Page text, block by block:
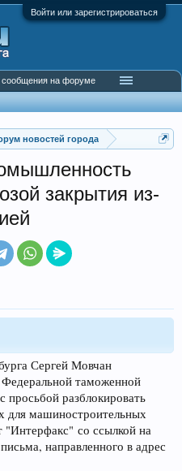
Войти или зарегистрироваться
новостей города
закрытия из-
Сергей Мовчан
таможенной
разблокировать
для машиностроительных
"Интерфакс" со ссылкой на
направленного в адрес
сообщения на форуме